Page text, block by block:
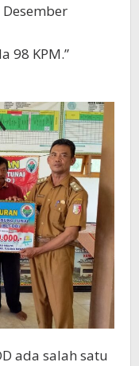
98 KPM.”
ada salah satu